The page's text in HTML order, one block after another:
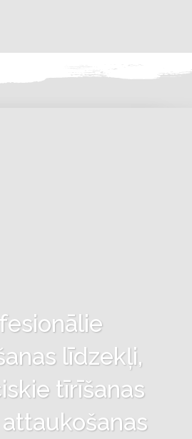
līdzekļi,
tīrīšanas